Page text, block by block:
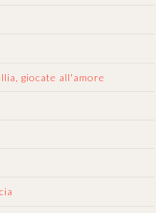
giocate all'amore